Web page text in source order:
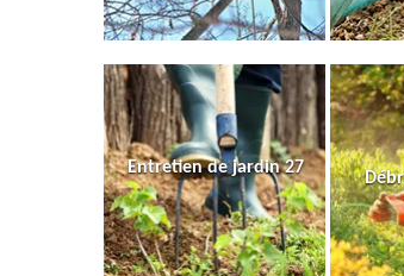
Entretien de jardin 27